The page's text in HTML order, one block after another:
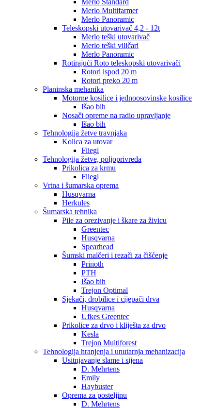
Merlo Standard
Merlo Multifarmer
Merlo Panoramic
Teleskopski utovarivač 4,2 - 12t
Merlo teški utovarivač
Merlo teški viličari
Merlo Panoramic
Rotirajući Roto teleskopski utovarivači
Rotori ispod 20 m
Rotori preko 20 m
Planinska mehanika
Motorne kosilice i jednoosovinske kosilice
Išao bih
Nosači opreme na radio upravljanje
Išao bih
Tehnologija žetve travnjaka
Kolica za utovar
Fliegl
Tehnologija žetve, poljoprivreda
Prikolica za krmu
Fliegl
Vrtna i šumarska oprema
Husqvarna
Herkules
Šumarska tehnika
Pile za orezivanje i škare za živicu
Greentec
Husqvarna
Spearhead
Šumski malčeri i rezači za čišćenje
Prinoth
PTH
Išao bih
Trejon Optimal
Sjekači, drobilice i cijepači drva
Husqvarna
Ufkes Greentec
Prikolice za drvo i kliješta za drvo
Kesla
Trejon Multiforest
Tehnologija hranjenja i unutarnja mehanizacija
Usitnjavanje slame i sijena
D. Mehrtens
Emily
Haybuster
Oprema za posteljinu
D. Mehrtens